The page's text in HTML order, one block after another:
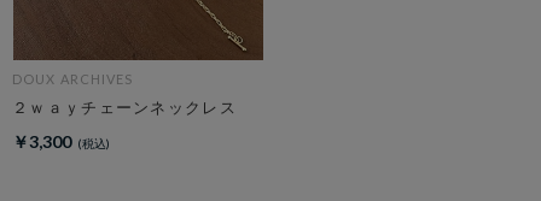
DOUX ARCHIVES
２ｗａｙチェーンネックレス
￥3,300